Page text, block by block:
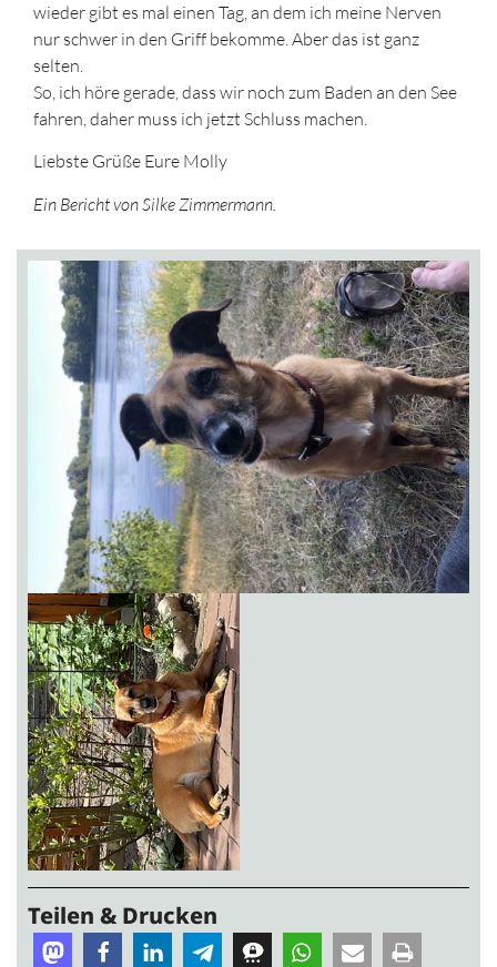
wieder gibt es mal einen Tag, an dem ich meine Nerven
nur schwer in den Griff bekomme. Aber das ist ganz
selten.
So, ich höre gerade, dass wir noch zum Baden an den See
fahren, daher muss ich jetzt Schluss machen.
Liebste Grüße Eure Molly
Ein Bericht von Silke Zimmermann.
Teilen & Drucken